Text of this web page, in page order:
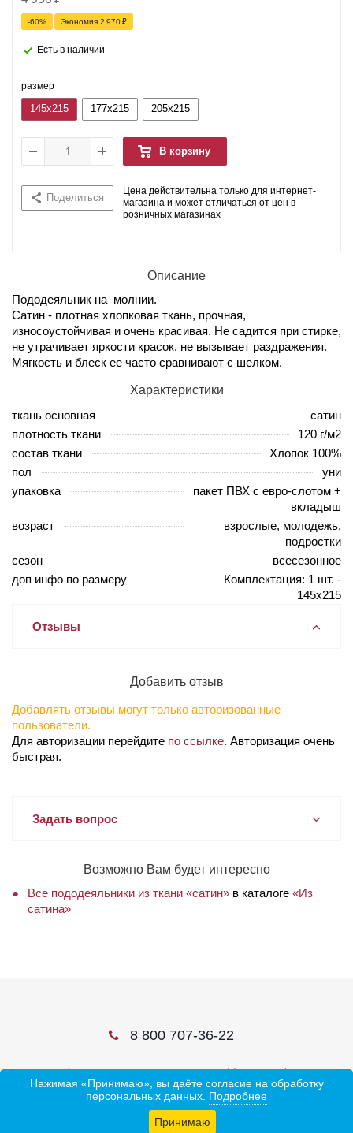
-60% Экономия 2 970₽
Есть в наличии
размер
145x215 177x215 205x215
В корзину
Поделиться
Цена действительна только для интернет-
магазина и может отличаться от цен в
розничных магазинах
Описание
Пододеяльник на молнии.
Сатин - плотная хлопковая ткань, прочная,
износоустойчивая и очень красивая. Не садится при стирке,
не утрачивает яркости красок, не вызывает раздражения.
Мягкость и блеск ее часто сравнивают с шелком.
Характеристики
ткань основная
сатин
плотность ткани
120 г/м2
состав ткани
Хлопок 100%
пол
уни
упаковка
пакет ПВХ с евро-слотом +
вкладыш
возраст
взрослые, молодежь,
подростки
сезон
всесезонное
доп инфо по размеру
Комплектация: 1 шт. -
145х215
Отзывы
Добавить отзыв
Добавлять отзывы могут только авторизованные
пользователи.
Для авторизации перейдите по ссылке. Авторизация очень
быстрая.
Задать вопрос
Возможно Вам будет интересно
Все пододеяльники из ткани «сатин» в каталоге «Из
сатина»
8 800 707-36-22
В соцсетях ищите нас по слову ivtrf или ивтрф
Нажимая «Принимаю», вы даёте согласие на обработку
персональных данных. Подробнее
Принимаю